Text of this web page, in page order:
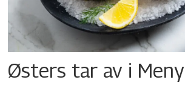
Østers tar av i Meny